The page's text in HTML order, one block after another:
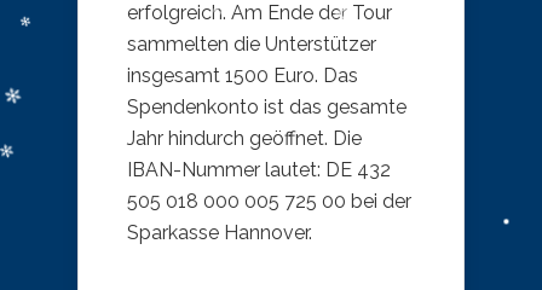
erfolgreich. Am Ende der Tour
sammelten die Unterstützer
insgesamt 1500 Euro. Das
Spendenkonto ist das gesamte
Jahr hindurch geöffnet. Die
IBAN-Nummer lautet: DE 432
505 018 000 005 725 00 bei der
Sparkasse Hannover.